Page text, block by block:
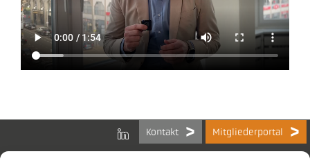
Kontakt Mitgliederportal